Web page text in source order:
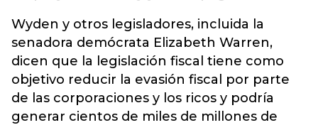
Wyden y otros legisladores, incluida la
senadora demócrata Elizabeth Warren,
dicen que la legislación fiscal tiene como
objetivo reducir la evasión fiscal por parte
de las corporaciones y los ricos y podría
generar cientos de miles de millones de